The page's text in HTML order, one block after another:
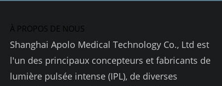
À PROPOS DE NOUS
Shanghai Apolo Medical Technology Co., Ltd est
l'un des principaux concepteurs et fabricants de
lumière pulsée intense (IPL), de diverses